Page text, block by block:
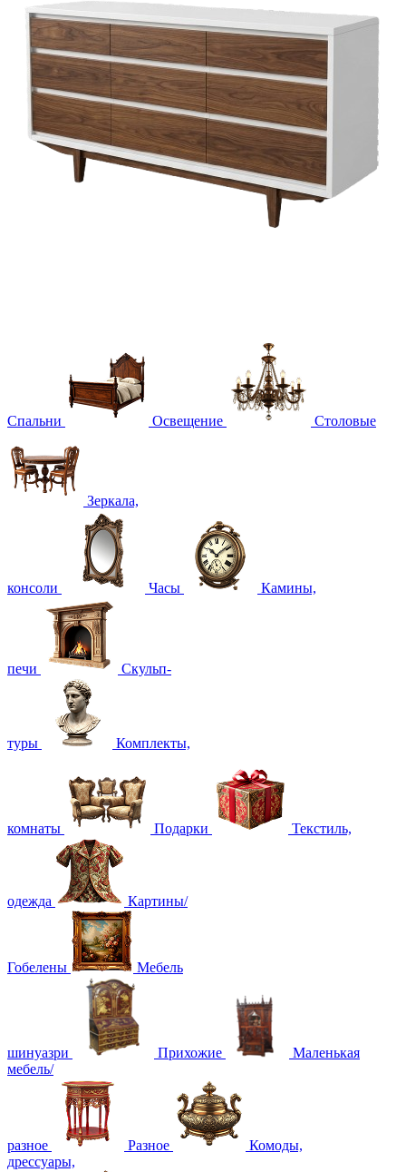
Спальни Освещение Столовые
Зеркала,
консоли Часы Камины,
печи Скульп-
туры Комплекты,
комнаты Подарки Текстиль,
одежда Картины/
Гобелены Мебель
шинуазри Прихожие
Маленькая
мебель/
разное Разное
Комоды,
дрессуары,